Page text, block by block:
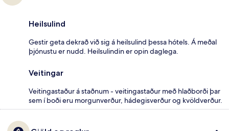
Heilsulind
Gestir geta dekrað við sig á heilsulind þessa hótels. Á meðal
þjónustu er nudd. Heilsulindin er opin daglega.
Veitingar
Veitingastaður á staðnum - veitingastaður með hlaðborði þar
sem í boði eru morgunverður, hádegisverður og kvöldverður.